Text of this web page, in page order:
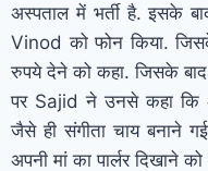
अस्पताल में भर्ती है. इसके
Vinod को फोन किया.
रुपये देने को कहा. जिसके
पर Sajid ने उनसे कहा कि
जैसे ही संगीता चाय बनाने
अपनी मां का पार्लर दिखाने